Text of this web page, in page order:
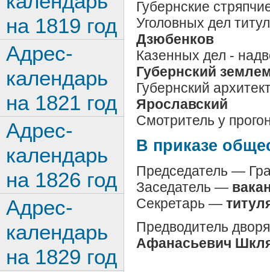
Губернские
Уголовных дел
Дзюбенков
Казенных дел -
Губернский
Губернский
Ярославский
Смотритель у
В приказе
Председатель —
Заседатель —
Секретарь —
Предводитель
Афанасьевич
на 1819 год
Адрес-
календарь
на 1821 год
Адрес-
календарь
на 1826 год
Адрес-
календарь
на 1829 год